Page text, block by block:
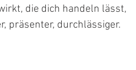
die dich handeln lässt,
präsenter, durchlässiger.